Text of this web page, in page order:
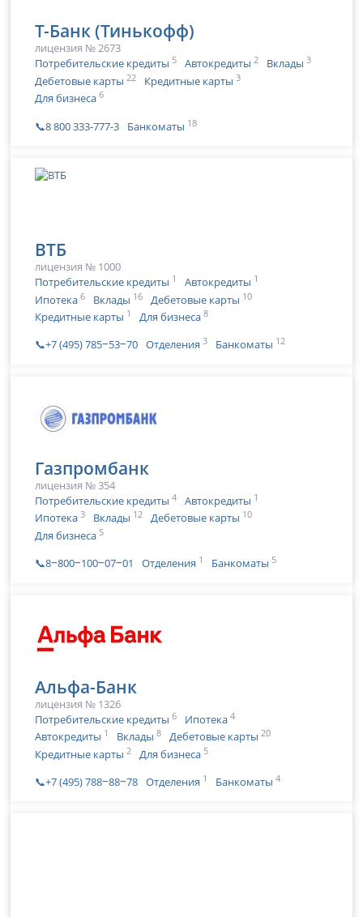
Т-Банк (Тинькофф)
лицензия № 2673
Потребительские кредиты 5 Автокредиты 2 Вклады 3
Дебетовые карты 22 Кредитные карты 3
Для бизнеса 6
📞8 800 333-777-3 Банкоматы 18
ВТБ
лицензия № 1000
Потребительские кредиты 1 Автокредиты 1
Ипотека 6 Вклады 16 Дебетовые карты 10
Кредитные карты 1 Для бизнеса 8
📞+7 (495) 785‒53‒70 Отделения 3 Банкоматы 12
Газпромбанк
лицензия № 354
Потребительские кредиты 4 Автокредиты 1
Ипотека 3 Вклады 12 Дебетовые карты 10
Для бизнеса 5
📞8‒800‒100‒07‒01 Отделения 1 Банкоматы 5
Альфа-Банк
лицензия № 1326
Потребительские кредиты 6 Ипотека 4
Автокредиты 1 Вклады 8 Дебетовые карты 20
Кредитные карты 2 Для бизнеса 5
📞+7 (495) 788‒88‒78 Отделения 1 Банкоматы 4